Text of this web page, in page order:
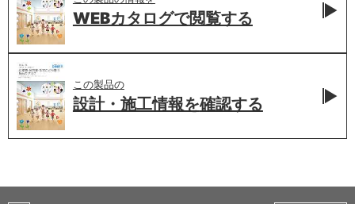
WEBカタログで閲覧する
この製品の
設計・施工情報を確認する